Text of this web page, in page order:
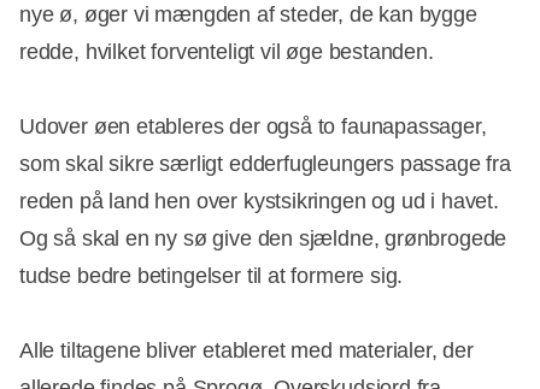
nye ø, øger vi mængden af steder, de kan bygge
redde, hvilket forventeligt vil øge bestanden.
Udover øen etableres der også to faunapassager,
som skal sikre særligt edderfugleungers passage fra
reden på land hen over kystsikringen og ud i havet.
Og så skal en ny sø give den sjældne, grønbrogede
tudse bedre betingelser til at formere sig.
Alle tiltagene bliver etableret med materialer, der